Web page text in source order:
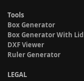
Tools
Box Generator
Box Generator With Lid
DXF Viewer
Ruler Generator
LEGAL